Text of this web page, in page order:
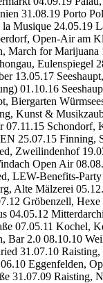
31.08.19 Porto
la Musique 24.05.19
Open-Air am
March for Marijuana
Eulenspiegel
13.05.17
01.10.16
Biergarten
Kunst &
07.11.15 Schondorf,
25.07.15 Finning,
Zweilindenhof
Open Air
LEW-Benefits-Party
Alte Mälzerei
Gröbenzell, Hexe
04.05.12
07.05.11 Kochel,
Bar 2.0 08.10.10
31.07.10
Eggenfelden,
31.07.09 Raisting,